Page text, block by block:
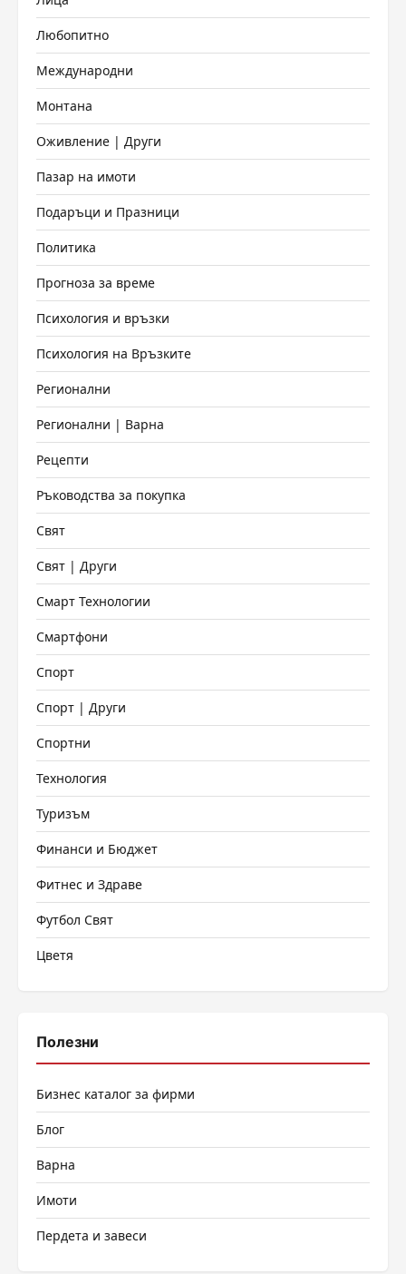
Любопитно
Международни
Монтана
Оживление | Други
Пазар на имоти
Подаръци и Празници
Политика
Прогноза за време
Психология и връзки
Психология на Връзките
Регионални
Регионални | Варна
Рецепти
Ръководства за покупка
Свят
Свят | Други
Смарт Технологии
Смартфони
Спорт
Спорт | Други
Спортни
Технология
Туризъм
Финанси и Бюджет
Фитнес и Здраве
Футбол Свят
Цветя
Полезни
Бизнес каталог за фирми
Блог
Варна
Имоти
Пердета и завеси